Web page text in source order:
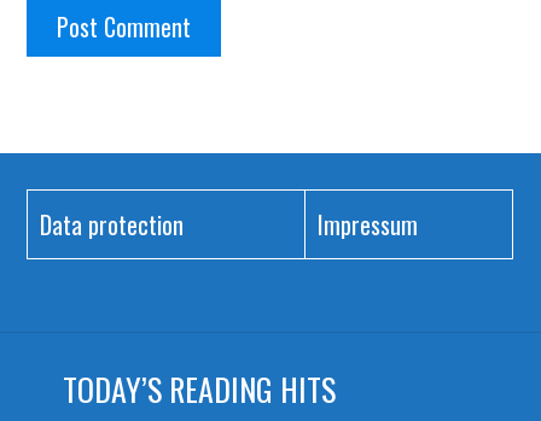
Data protection Impressum
TODAY’S READING HITS